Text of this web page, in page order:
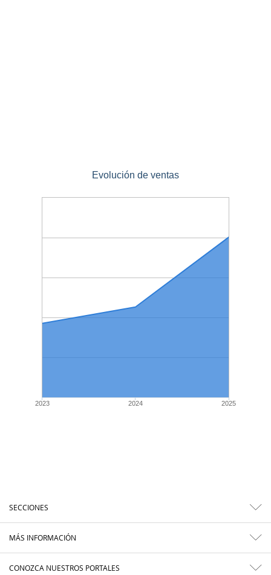
Evolución de ventas
2023 2024 2025
SECCIONES
MÁS INFORMACIÓN
CONOZCA NUESTROS PORTALES